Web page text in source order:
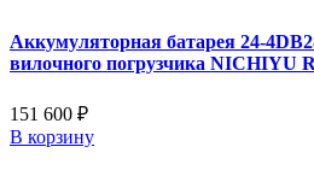
Аккумуляторная батарея 24-
вилочного погрузчика NICHIYU
151 600 ₽
В корзину